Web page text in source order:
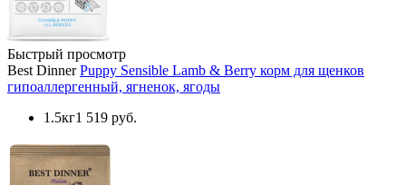
Быстрый просмотр
Best Dinner Puppy Sensible Lamb & Berry корм для щенков
гипоаллергенный, ягненок, ягоды
1.5кг1 519 руб.